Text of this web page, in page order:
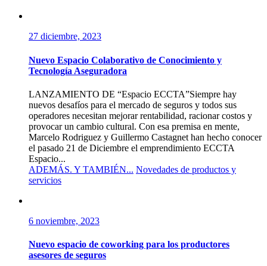
27 diciembre, 2023
Nuevo Espacio Colaborativo de Conocimiento y
Tecnología Aseguradora
LANZAMIENTO DE “Espacio ECCTA”Siempre hay
nuevos desafíos para el mercado de seguros y todos sus
operadores necesitan mejorar rentabilidad, racionar costos y
provocar un cambio cultural. Con esa premisa en mente,
Marcelo Rodriguez y Guillermo Castagnet han hecho conocer
el pasado 21 de Diciembre el emprendimiento ECCTA
Espacio...
ADEMÁS. Y TAMBIÉN... Novedades de productos y
servicios
6 noviembre, 2023
Nuevo espacio de coworking para los productores
asesores de seguros